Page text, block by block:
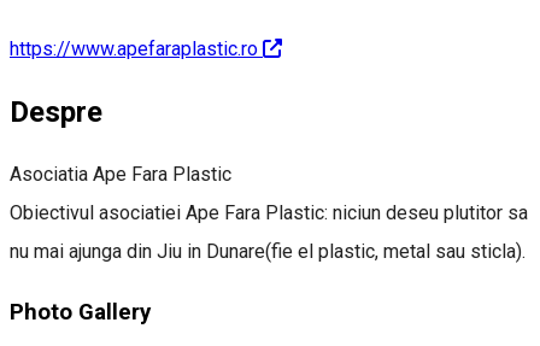
https://www.apefaraplastic.ro
Despre
Asociatia Ape Fara Plastic
Obiectivul asociatiei Ape Fara Plastic: niciun deseu plutitor sa
nu mai ajunga din Jiu in Dunare(fie el plastic, metal sau sticla).
Photo Gallery